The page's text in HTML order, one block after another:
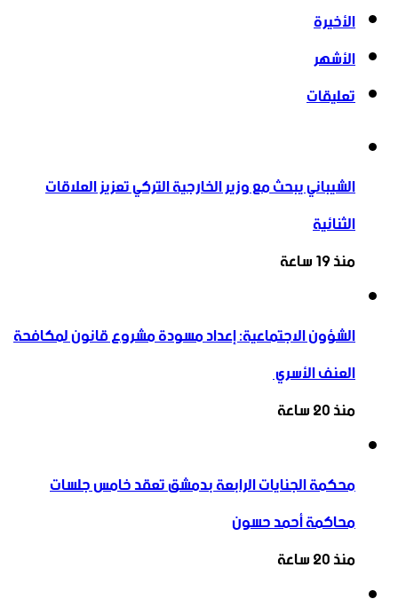
الأخيرة
الأشهر
تعليقات
الشيباني يبحث مع وزير الخارجية التركي تعزيز العلاقات
الثنائية
منذ 19 ساعة
الشؤون الاجتماعية: إعداد مسودة مشروع قانون لمكافحة
العنف الأسري ‏
منذ 20 ساعة
محكمة الجنايات الرابعة بدمشق تعقد خامس جلسات
محاكمة أحمد حسون
منذ 20 ساعة